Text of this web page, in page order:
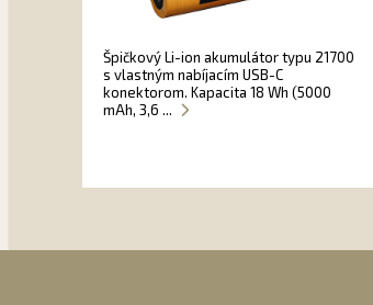
Špičkový Li-ion akumulátor typu 21700
s vlastným nabíjacím USB-C
konektorom. Kapacita 18 Wh (5000
mAh, 3,6 ...